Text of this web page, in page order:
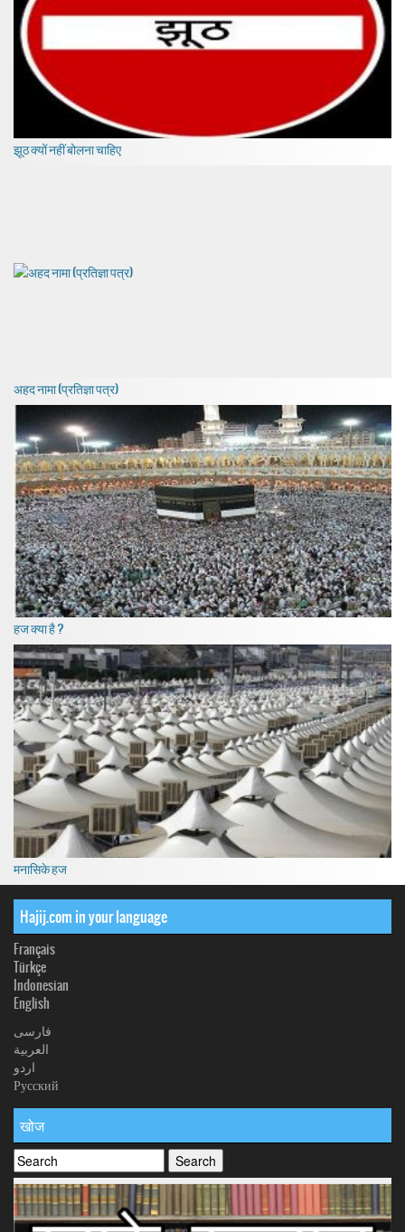
झूठ क्यों नहीं बोलना चाहिए
अहद नामा (प्रतिज्ञा पत्र)
हज क्या है ?
मनासिके हज
Hajij.com in your language
Français
Türkçe
Indonesian
English
فارسی
العربیة
اردو
Русский
खोज